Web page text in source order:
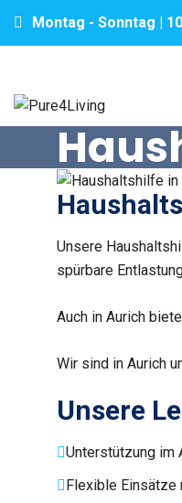
Montag - Sonntag |
Unsere
spürbare
Auch in Aurich
Wir sind in Aurich
Unsere
Unterstützung im
Flexible Einsätze